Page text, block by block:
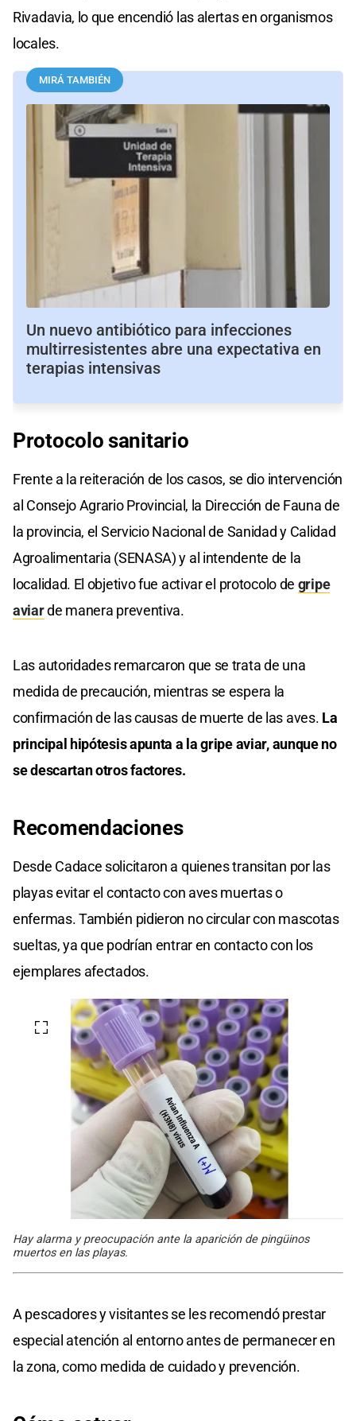
Rivadavia, lo que encendió las alertas en organismos
locales.
MIRÁ TAMBIÉN
Un nuevo antibiótico para infecciones
multirresistentes abre una expectativa en
terapias intensivas
Protocolo sanitario
Frente a la reiteración de los casos, se dio intervención
al Consejo Agrario Provincial, la Dirección de Fauna de
la provincia, el Servicio Nacional de Sanidad y Calidad
Agroalimentaria (SENASA) y al intendente de la
localidad. El objetivo fue activar el protocolo de gripe
aviarde manera preventiva.
Las autoridades remarcaron que se trata de una
medida de precaución, mientras se espera la
confirmación de las causas de muerte de las aves. La
principal hipótesis apunta a la gripe aviar,aunque no
se descartan otros factores.
Recomendaciones
Desde Cadace solicitaron a quienes transitan por las
playas evitar el contacto con aves muertas o
enfermas. También pidieron no circular con mascotas
sueltas, ya que podrían entrar en contacto con los
ejemplares afectados.
Hay alarma y preocupación ante la aparición de pingüinos
muertos en las playas.
A pescadores y visitantes se les recomendó prestar
especial atención al entorno antes de permanecer en
la zona, como medida de cuidado y prevención.